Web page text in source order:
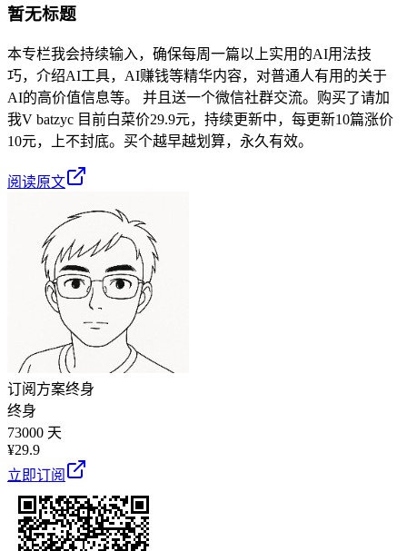
暂无标题
本专栏我会持续输入，确保每周一篇以上实用的AI用法技
巧，介绍AI工具，AI赚钱等精华内容，对普通人有用的关于
AI的高价值信息等。 并且送一个微信社群交流。购买了请加
我V batzyc 目前白菜价29.9元，持续更新中，每更新10篇涨价
10元，上不封底。买个越早越划算，永久有效。
阅读原文
订阅方案终身
终身
73000 天
¥29.9
立即订阅